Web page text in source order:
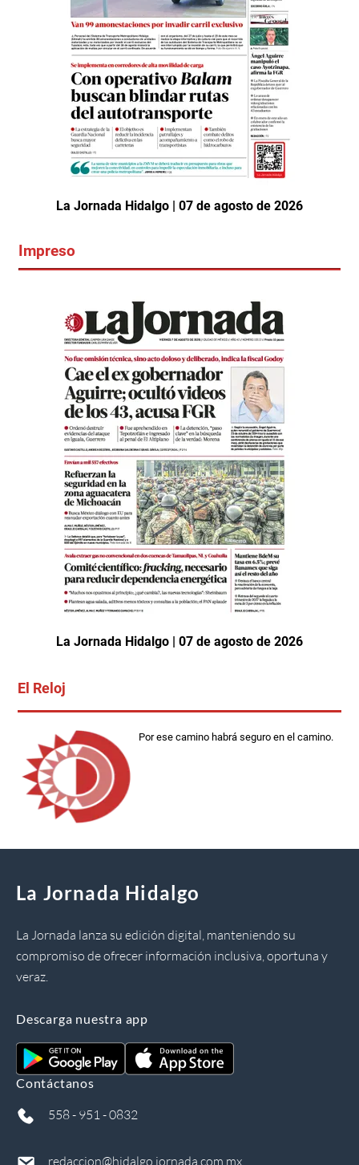
La Jornada Hidalgo | 07 de agosto de 2026
Impreso
La Jornada Hidalgo | 07 de agosto de 2026
El Reloj
Por ese camino habrá seguro en el camino.
La Jornada Hidalgo
La Jornada lanza su edición digital, manteniendo su
compromiso de ofrecer información inclusiva, oportuna y
veraz.
Descarga nuestra app
Contáctanos
558 - 951 - 0832
redaccion@hidalgo.jornada.com.mx